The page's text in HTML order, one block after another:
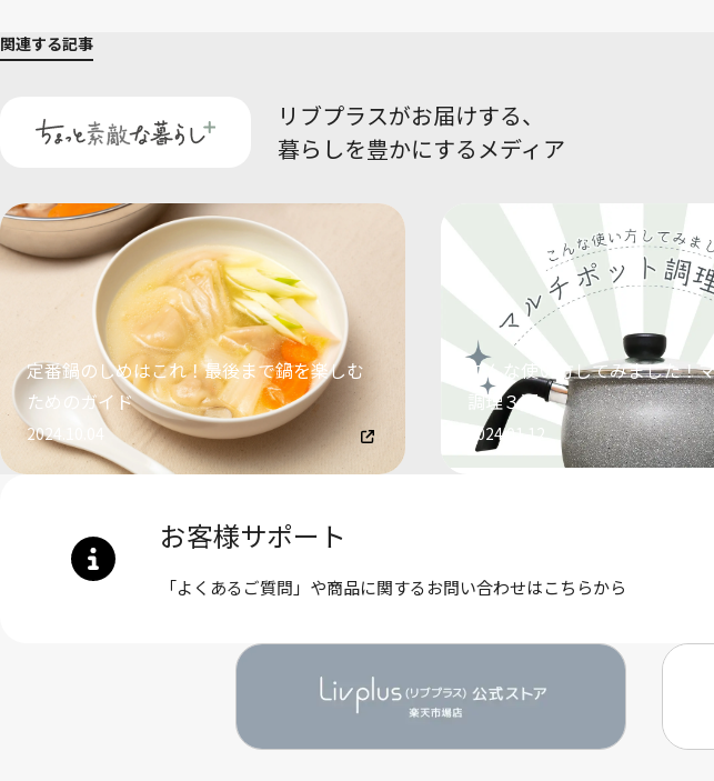
関連する記事
リブプラスがお届けする、
暮らしを豊かにするメディア
定番鍋のしめはこれ！最後まで鍋を楽しむ
ためのガイド
2024.10.04
こんな使い方してみました！
調理３選
2024.01.12
お客様サポート
「よくあるご質問」や商品に関するお問い合わせはこちらから